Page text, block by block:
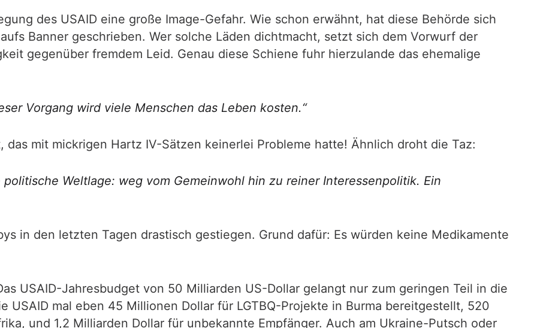
des USAID eine große Image-Gefahr. Wie schon erwähnt, hat diese Behörde sich
Banner geschrieben. Wer solche Läden dichtmacht, setzt sich dem Vorwurf der
gegenüber fremdem Leid. Genau diese Schiene fuhr hierzulande das ehemalige
Vorgang wird viele Menschen das Leben kosten.“
das mit mickrigen Hartz IV-Sätzen keinerlei Probleme hatte! Ähnlich droht die Taz:
Weltlage: weg vom Gemeinwohl hin zu reiner Interessenpolitik. Ein
in den letzten Tagen drastisch gestiegen. Grund dafür: Es würden keine Medikamente
USAID-Jahresbudget von 50 Milliarden US-Dollar gelangt nur zum geringen Teil in die
USAID mal eben 45 Millionen Dollar für LGTBQ-Projekte in Burma bereitgestellt, 520
und 1,2 Milliarden Dollar für unbekannte Empfänger. Auch am Ukraine-Putsch oder